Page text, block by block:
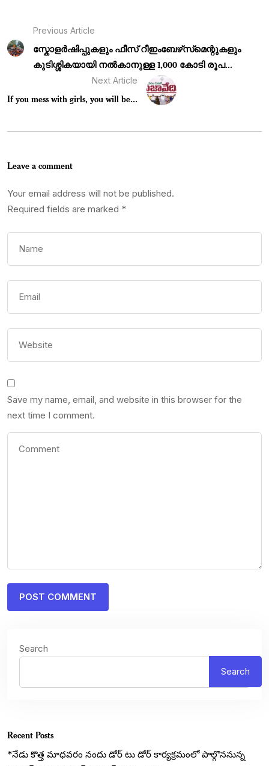
Previous Article
സ്കോളർഷിപ്പുകളും ഫീസ് റീഇംബേഴ്‌സ്‌മെന്റുകളും
കുടിശ്ശികയായി നൽകാനുള്ള 1,000 കോടി രൂപ...
Next Article
If you mess with girls, you will be...
Leave a comment
Your email address will not be published.
Required fields are marked *
Save my name, email, and website in this browser for the
next time I comment.
Search
Search
Recent Posts
*నేడు కొత్త మాధవరం నందు డోర్ టు డోర్ కార్యక్రమంలో పాల్గొననున్న